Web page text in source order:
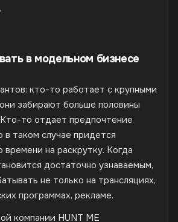
в модельном бизнесе
кто-то работает с крупными
забирают больше половины
то отдает предпочтение
в таком случае придется
времени на раскрутку. Когда
достаточно узнаваемым,
не только на трансляциях,
программах, рекламе.
компании HUNT ME